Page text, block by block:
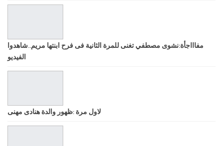
مفاااجأة:نشوى مصطفي تغنى للمرة الثانية فى فرح ابنتها مريم..شاهدوا
الفيديو
لاول مرة :ظهور والدة هنادى مهنى